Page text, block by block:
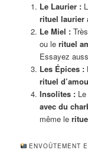
Le Laurier :
rituel laurier
Le Miel :
ou le rituel
Essayez
Les Épices :
rituel
Insolites :Le
avec du
même le
ENVOÛTEMENT